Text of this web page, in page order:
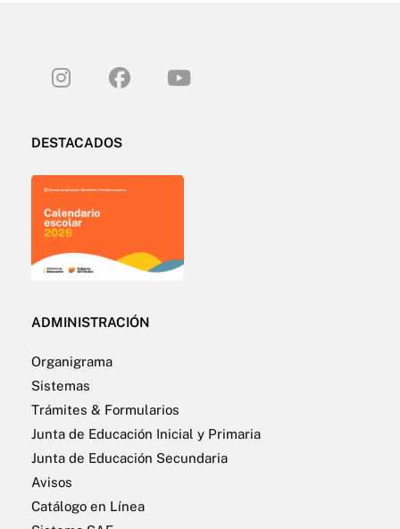
DESTACADOS
ADMINISTRACIÓN
Organigrama
Sistemas
Trámites & Formularios
Junta de Educación Inicial y Primaria
Junta de Educación Secundaria
Avisos
Catálogo en Línea